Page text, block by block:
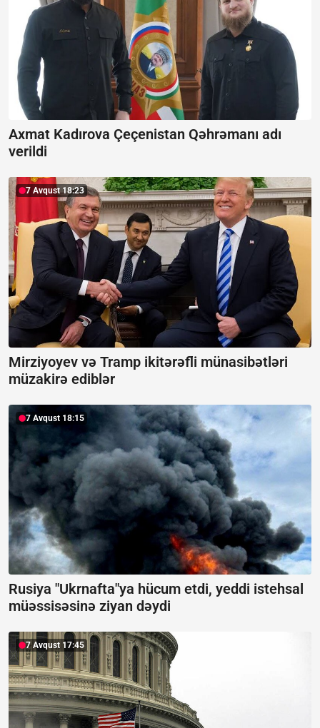
Axmat Kadırova Çeçenistan Qəhrəmanı adı
verildi
7 Avqust 18:23
Mirziyoyev və Tramp ikitərəfli münasibətləri
müzakirə ediblər
7 Avqust 18:15
Rusiya "Ukrnafta"ya hücum etdi, yeddi istehsal
müəssisəsinə ziyan dəydi
7 Avqust 17:45